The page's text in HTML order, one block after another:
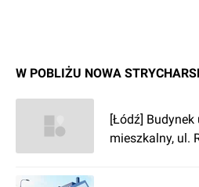
W POBLIŻU NOWA
[Łódź] Budynek
mieszkalny, ul.